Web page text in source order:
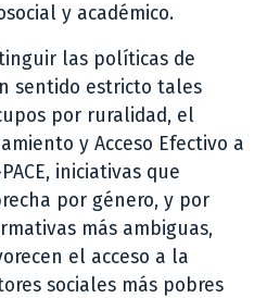
y académico.
las políticas de
sentido estricto tales
por ruralidad, el
y Acceso Efectivo a
iniciativas que
por género, y por
más ambiguas,
el acceso a la
sociales más pobres